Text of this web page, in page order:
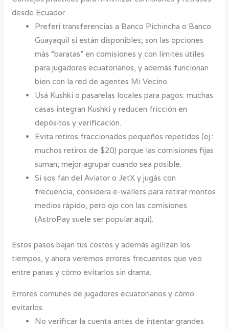
desde Ecuador
Preferí transferencias a Banco Pichincha o Banco
Guayaquil si están disponibles; son las opciones
más “baratas” en comisiones y con límites útiles
para jugadores ecuatorianos, y además funcionan
bien con la red de agentes Mi Vecino.
Usá Kushki o pasarelas locales para pagos: muchas
casas integran Kushki y reducen fricción en
depósitos y verificación.
Evita retiros fraccionados pequeños repetidos (ej.:
muchos retiros de $20) porque las comisiones fijas
suman; mejor agrupar cuando sea posible.
Si sos fan del Aviator o JetX y jugás con
frecuencia, considera e-wallets para retirar montos
medios rápido, pero ojo con las comisiones
(AstroPay suele ser popular aquí).
Estos pasos bajan tus costos y además agilizan los
tiempos, y ahora veremos errores frecuentes que veo
entre panas y cómo evitarlos sin drama.
Errores comunes de jugadores ecuatorianos y cómo
evitarlos
No verificar la cuenta antes de intentar grandes